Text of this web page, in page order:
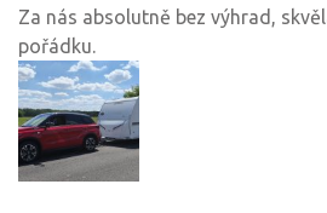
Za nás absolutně bez výhrad,
pořádku.